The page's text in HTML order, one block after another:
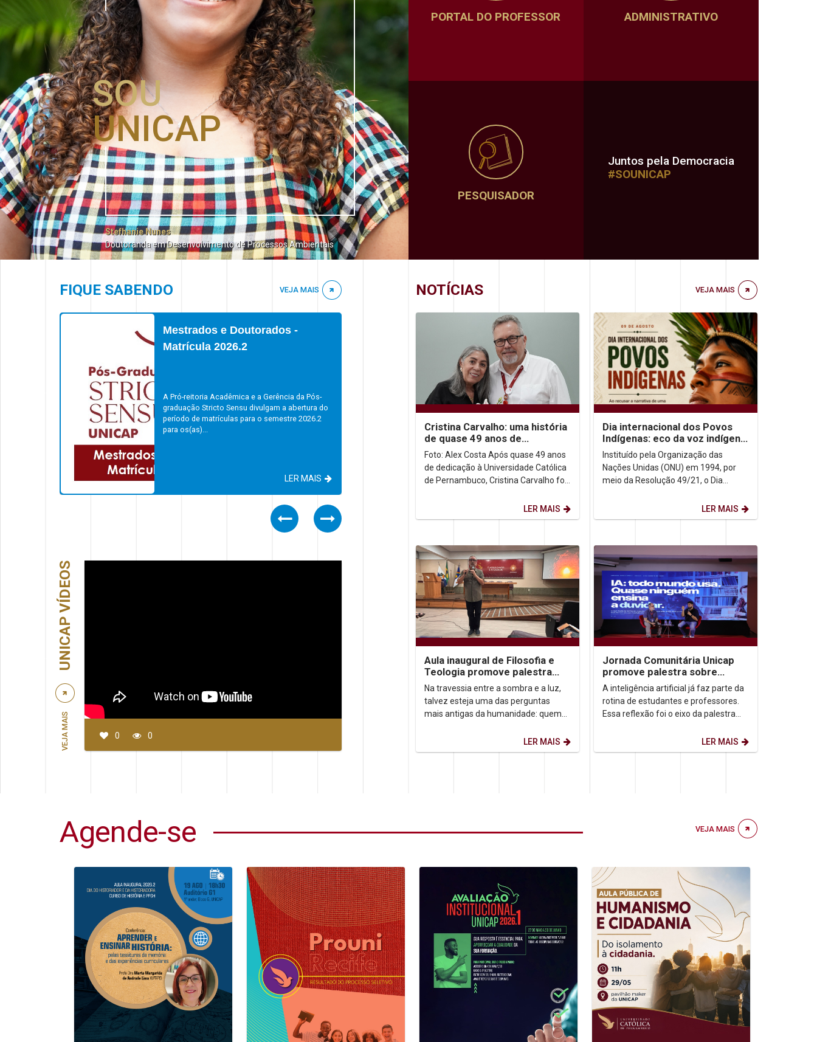
SOU
UNICAP
Stefhanie Nunes
Doutoranda em Desenvolvimento de Processos Ambientais
PORTAL DO PROFESSOR ADMINISTRATIVO
PESQUISADOR
Juntos pela Democracia
#SOUNICAP
FIQUE SABENDO VEJA MAIS
Mestrados e Doutorados -
Matrícula 2026.2
A Pró-reitoria Acadêmica e a Gerência da Pós-
graduação Stricto Sensu divulgam a abertura do
período de matrículas para o semestre 2026.2
para os(as)...
LER MAIS
Previous
Next
UNICAP VÍDEOS
VEJA MAIS 0 0
NOTÍCIAS VEJA MAIS
Cristina Carvalho: uma história
de quase 49 anos de
dedicação à Unicap
Foto: Alex Costa Após quase 49 anos
de dedicação à Universidade Católica
de Pernambuco, Cristina Carvalho foi
LER MAIS
Dia internacional dos Povos
Indígenas: eco da voz indígena
no contexto urbano
Instituído pela Organização das
Nações Unidas (ONU) em 1994, por
meio da Resolução 49/21, o Dia
de agosto) firma-se como...LER MAIS
Aula inaugural de Filosofia e
Teologia promove palestra
sobre autoconhecimento
Na travessia entre a sombra e a luz,
talvez esteja uma das perguntas
mais antigas da humanidade: quem
LER MAIS
Jornada Comunitária Unicap
promove palestra sobre
aprendizagem com uso de IA
A inteligência artificial já faz parte da
rotina de estudantes e professores.
Essa reflexão foi o eixo da palestra
LER MAIS
Agende-se VEJA MAIS